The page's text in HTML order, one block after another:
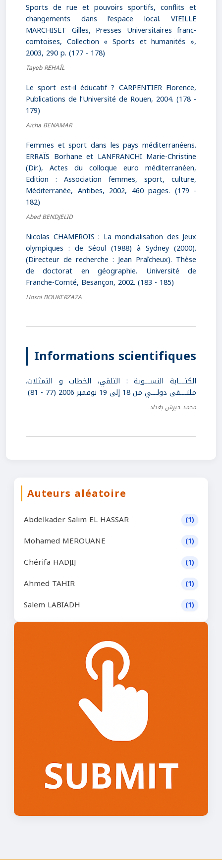
Sports de rue et pouvoirs sportifs, conflits et
changements dans l’espace local. VIEILLE
MARCHISET Gilles, Presses Universitaires franc-
comtoises, Collection « Sports et humanités »,
2003, 290 p. (177 - 178)
Tayeb REHAÏL
Le sport est-il éducatif ? CARPENTIER Florence,
Publications de l’Université de Rouen, 2004. (178 -
179)
Aïcha BENAMAR
Femmes et sport dans les pays méditerranéens.
ERRAÏS Borhane et LANFRANCHI Marie-Christine
(Dir.), Actes du colloque euro méditerranéen,
Edition : Association femmes, sport, culture,
Méditerranée, Antibes, 2002, 460 pages. (179 -
182)
Abed BENDJELID
Nicolas CHAMEROIS : La mondialisation des Jeux
olympiques : de Séoul (1988) à Sydney (2000).
(Directeur de recherche : Jean Praîcheux). Thèse
de doctorat en géographie. Université de
Franche-Comté, Besançon, 2002. (183 - 185)
Hosni BOUKERZAZA
Informations scientifiques
الكتــــابة النســــوية : التلقي، الخطاب و التمثلات.
ملتــــقى دولــــي من 18 إلى 19 نوفمبر 2006 (77 - 81)
محمد حيرش بغداد
Auteurs aléatoire
Abdelkader Salim EL HASSAR (1)
Mohamed MEROUANE (1)
Chérifa HADJIJ (1)
Ahmed TAHIR (1)
Salem LABIADH (1)